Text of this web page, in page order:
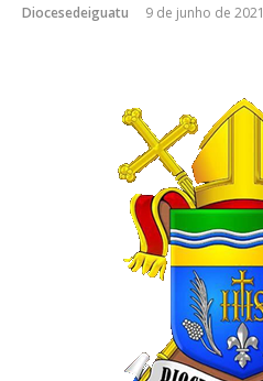
Diocesedeiguatu 9 de junho de 2021